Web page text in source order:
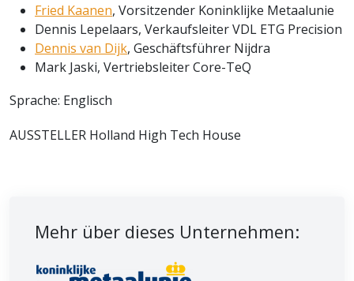
Fried Kaanen, Vorsitzender Koninklijke Metaalunie
Dennis Lepelaars, Verkaufsleiter VDL ETG Precision
Dennis van Dijk, Geschäftsführer Nijdra
Mark Jaski, Vertriebsleiter Core-TeQ
Sprache: Englisch
AUSSTELLER Holland High Tech House
Mehr über dieses Unternehmen: